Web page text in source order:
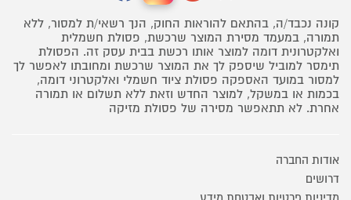
קונה נכבד/ה, בהתאם להוראות החוק, הנך רשאי/ת למסור, ללא
תמורה, במעמד מסירת המוצר שרכשת, פסולת חשמלית
ואלקטרונית דומה למוצר אותו רכשת בבית עסק זה. הפסולת
תימסר למוביל שיספק לך את המוצר שרכשת ומחובתו לאפשר לך
למסור במועד האספקה פסולת ציוד חשמלי ואלקטרוני דומה,
בכמות או במשקל, למוצר החדש וזאת ללא תשלום או תמורה
אחרת. לא תתאפשר מסירה של פסולת מזיקה
אודות החברה
דרושים